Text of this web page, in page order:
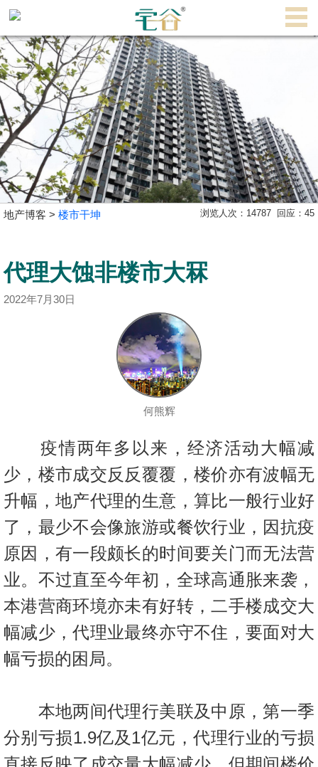
理
主
页
搵
楼/
成
交
业
主
地
新
闻
数
据
公
布
置
业
关
於
地产博客 > 楼市干坤 浏览人次： 14787 回应： 45
代理大蚀非楼市大冧
2022年7月30日
何熊辉
疫情两年多以来，经济活动大幅减
少，楼市成交反反覆覆，楼价亦有波幅无
升幅，地产代理的生意，算比一般行业好
了，最少不会像旅游或餐饮行业，因抗疫
原因，有一段颇长的时间要关门而无法营
业。不过直至今年初，全球高通胀来袭，
本港营商环境亦未有好转，二手楼成交大
幅减少，代理业最终亦守不住，要面对大
幅亏损的困局。
本地两间代理行美联及中原，第一季
分别亏损1.9亿及1亿元，代理行业的亏损